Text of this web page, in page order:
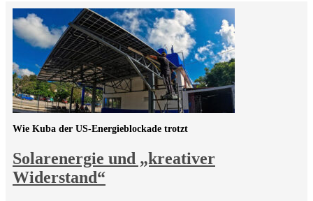
Solarenergie und „kreativer
Widerstand“
Wie Kuba der US-Energieblockade trotzt